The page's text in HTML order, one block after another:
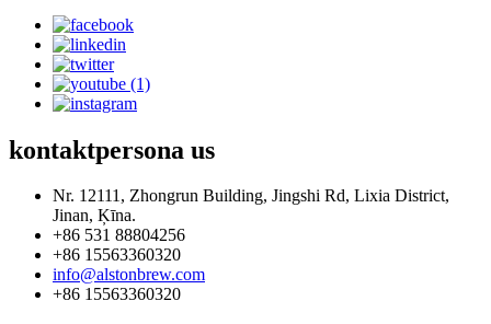
kontaktpersona us
Nr. 12111, Zhongrun Building, Jingshi Rd, Lixia District,
Jinan, Ķīna.
+86 531 88804256
+86 15563360320
info@alstonbrew.com
+86 15563360320